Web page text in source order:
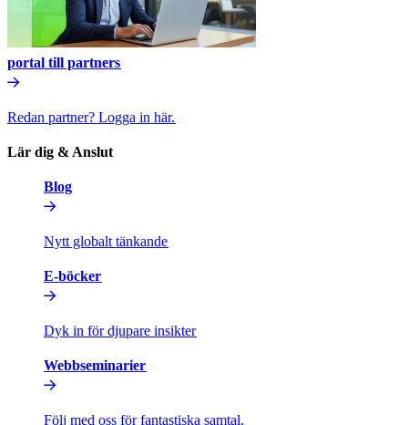
portal till partners​​
Redan partner? Logga in här.​​
Lär dig & Anslut​​
Blog​​
Nytt globalt tänkande​​
E-böcker​​
Dyk in för djupare insikter​​
Webbseminarier​​
Följ med oss för fantastiska samtal.​​